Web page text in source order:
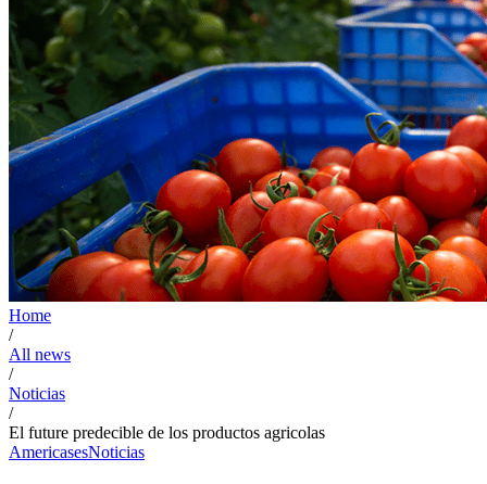
Home
/
All news
/
Noticias
/
El future predecible de los productos agricolas
AmericasesNoticias